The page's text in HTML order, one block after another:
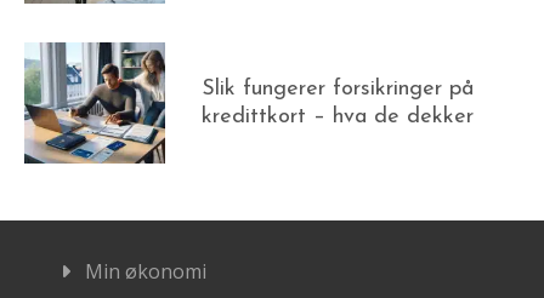
Slik fungerer forsikringer på
kredittkort – hva de dekker
Min økonomi